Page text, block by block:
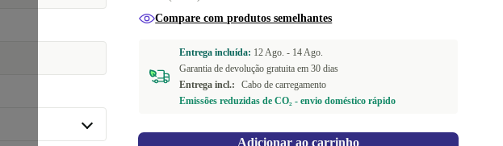
Compare com produtos semelhantes
Entrega incluída: 12 Ago. - 14 Ago.
Garantia de devolução gratuita em 30 dias
Entrega incl.:
Cabo de carregamento
Emissões reduzidas de CO₂ - envio doméstico rápido
Adicionar ao carrinho